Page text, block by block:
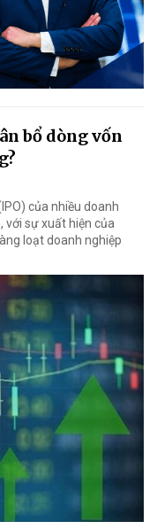
bổ dòng vốn
của nhiều doanh
với sự xuất hiện của
loạt doanh nghiệp